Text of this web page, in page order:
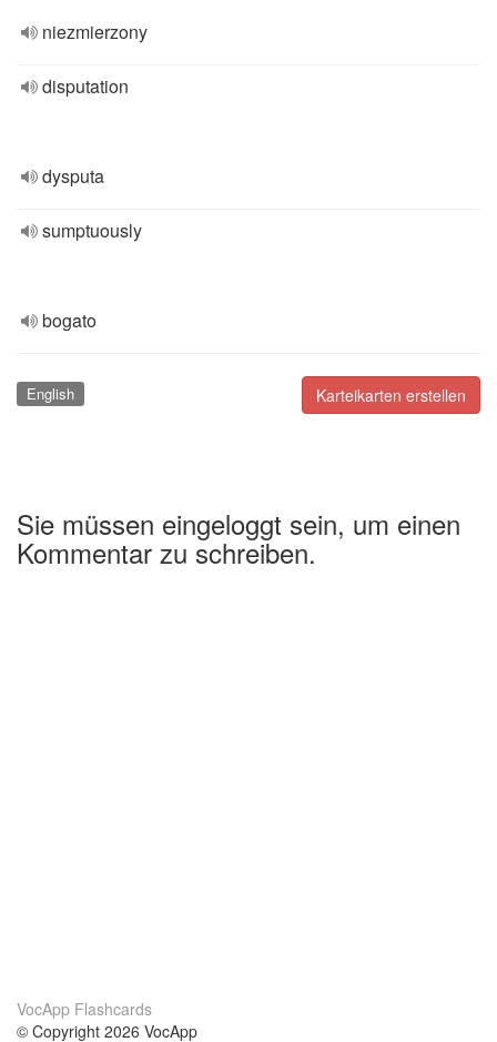
niezmierzony
disputation
dysputa
sumptuously
bogato
Karteikarten erstellen
English
Sie müssen eingeloggt sein, um einen
Kommentar zu schreiben.
VocApp Flashcards
© Copyright 2026 VocApp